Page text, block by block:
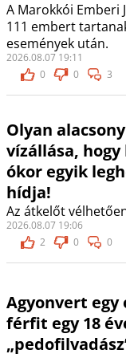
A Marokkói Emberi
111 embert
események után.
2026.08.07 19:11
0
0 3
Olyan
vízállása,
ókor egyik
hídja!
Az átkelőt
2026.08.07 19:06
2
0 0
Agyonvert egy
férfit egy 18